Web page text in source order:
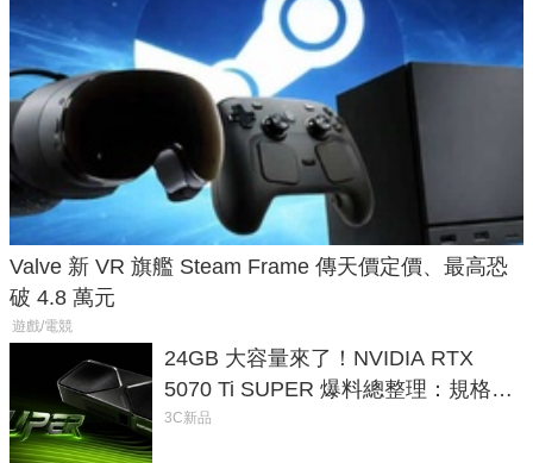
Valve 新 VR 旗艦 Steam Frame 傳天價定價、最高恐
破 4.8 萬元
遊戲/電競
24GB 大容量來了！NVIDIA RTX
5070 Ti SUPER 爆料總整理：規格、
功耗、上市時間
3C新品